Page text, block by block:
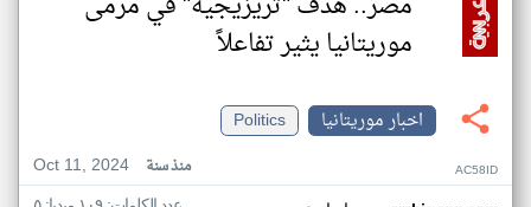
موريتانيا يثير تفاعلاً
اخبار موريتانيا
Politics
Oct 11, 2024
منذ سنة AC58ID